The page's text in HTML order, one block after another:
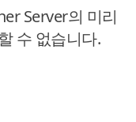
Server의 미리
수 없습니다.